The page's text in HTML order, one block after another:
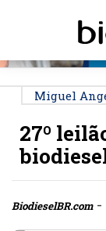
Miguel
27º
BiodieselBR.com -